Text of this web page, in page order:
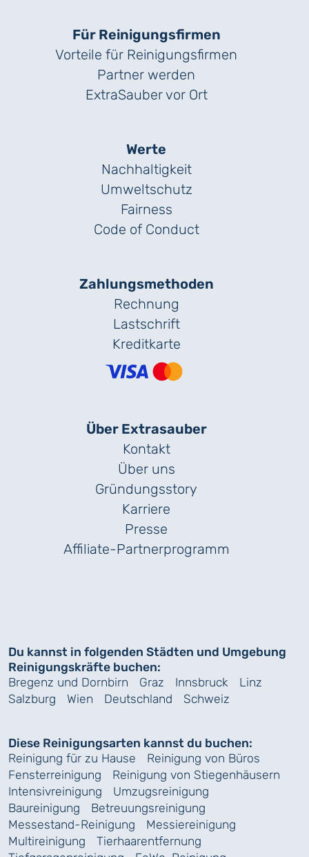
Für Reinigungs­firmen
Vorteile für Reinigungs­firmen
Partner werden
ExtraSauber vor Ort
Werte
Nachhaltigkeit
Umweltschutz
Fairness
Code of Conduct
Zahlungs­methoden
Rechnung
Lastschrift
Kreditkarte
Über Extrasauber
Kontakt
Über uns
Gründungs­story
Karriere
Presse
Affiliate-Partnerprogramm
Du kannst in folgenden Städten und Umgebung
Reinigungskräfte buchen:
Bregenz und Dornbirn
Graz Innsbruck
Linz
Salzburg
Wien Deutschland Schweiz
Diese Reinigungsarten kannst du buchen:
Reinigung für zu Hause
Reinigung von Büros
Fensterreinigung
Reinigung von Stiegenhäusern
Intensivreinigung
Umzugsreinigung
Baureinigung
Betreuungsreinigung
Messestand-Reinigung
Messiereinigung
Multireinigung
Tierhaarentfernung